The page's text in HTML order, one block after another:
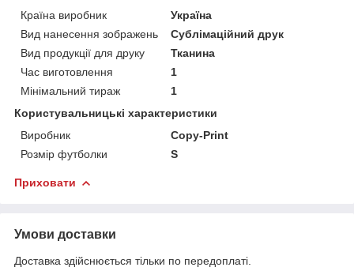
Країна виробник
Україна
Вид нанесення зображень
Сублімаційний друк
Вид продукції для друку
Тканина
Час виготовлення
1
Мінімальний тираж
1
Користувальницькі характеристики
Виробник
Copy-Print
Розмір футболки
S
Приховати
Умови доставки
Доставка здійснюється тільки по передоплаті.